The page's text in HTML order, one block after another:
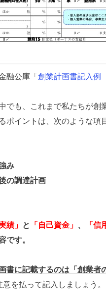
融公庫「 創業計画書記入例
でも、これまで私たちが創
ポイントは、次のような項
み
の調達計画
績」 と 「自己資金」 、 「信
です。
書に記載するのは「創業者
を払って記入しましょう。